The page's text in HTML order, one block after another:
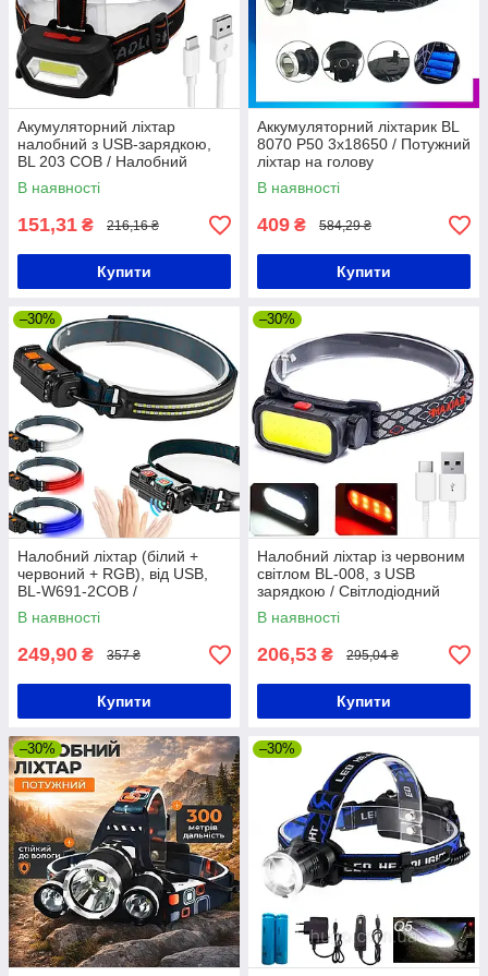
Акумуляторний ліхтар
налобний з USB-зарядкою,
BL 203 COB / Налобний
ліхтарик на голову з
акумулятором
В наявності
151,31 ₴ 216,16 ₴
Купити
Аккумуляторний ліхтарик BL
8070 P50 3x18650 / Потужний
ліхтар на голову
В наявності
409 ₴ 584,29 ₴
Купити
–30%
Налобний ліхтар (білий +
червоний + RGB), від USB,
BL-W691-2COB /
Акумуляторний ліхтарик-
смужка на голову
В наявності
249,90 ₴ 357 ₴
Купити
–30%
Налобний ліхтар із червоним
світлом BL-008, з USB
зарядкою / Світлодіодний
акумуляторний ліхтарик на
голову
В наявності
206,53 ₴ 295,04 ₴
Купити
–30% –30%